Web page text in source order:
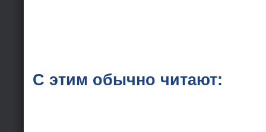
С этим обычно читают: